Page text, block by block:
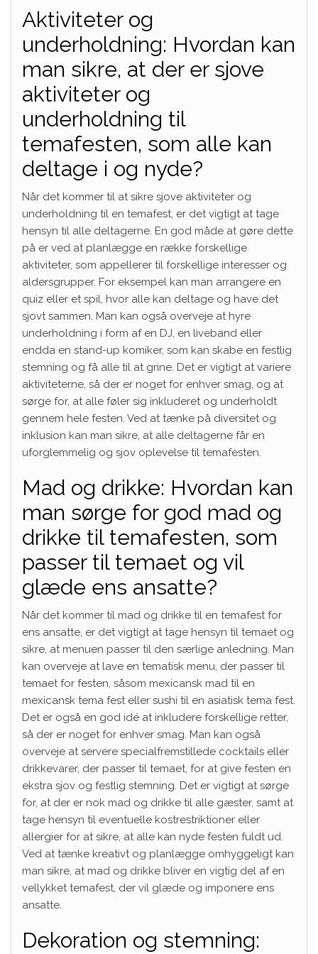
Aktiviteter og
underholdning: Hvordan kan
man sikre, at der er sjove
aktiviteter og
underholdning til
temafesten, som alle kan
deltage i og nyde?
Når det kommer til at sikre sjove aktiviteter og
underholdning til en temafest, er det vigtigt at tage
hensyn til alle deltagerne. En god måde at gøre dette
på er ved at planlægge en række forskellige
aktiviteter, som appellerer til forskellige interesser og
aldersgrupper. For eksempel kan man arrangere en
quiz eller et spil, hvor alle kan deltage og have det
sjovt sammen. Man kan også overveje at hyre
underholdning i form af en DJ, en liveband eller
endda en stand-up komiker, som kan skabe en festlig
stemning og få alle til at grine. Det er vigtigt at variere
aktiviteterne, så der er noget for enhver smag, og at
sørge for, at alle føler sig inkluderet og underholdt
gennem hele festen. Ved at tænke på diversitet og
inklusion kan man sikre, at alle deltagerne får en
uforglemmelig og sjov oplevelse til temafesten.
Mad og drikke: Hvordan kan
man sørge for god mad og
drikke til temafesten, som
passer til temaet og vil
glæde ens ansatte?
Når det kommer til mad og drikke til en temafest for
ens ansatte, er det vigtigt at tage hensyn til temaet og
sikre, at menuen passer til den særlige anledning. Man
kan overveje at lave en tematisk menu, der passer til
temaet for festen, såsom mexicansk mad til en
mexicansk tema fest eller sushi til en asiatisk tema fest.
Det er også en god idé at inkludere forskellige retter,
så der er noget for enhver smag. Man kan også
overveje at servere specialfremstillede cocktails eller
drikkevarer, der passer til temaet, for at give festen en
ekstra sjov og festlig stemning. Det er vigtigt at sørge
for, at der er nok mad og drikke til alle gæster, samt at
tage hensyn til eventuelle kostrestriktioner eller
allergier for at sikre, at alle kan nyde festen fuldt ud.
Ved at tænke kreativt og planlægge omhyggeligt kan
man sikre, at mad og drikke bliver en vigtig del af en
vellykket temafest, der vil glæde og imponere ens
ansatte.
Dekoration og stemning: